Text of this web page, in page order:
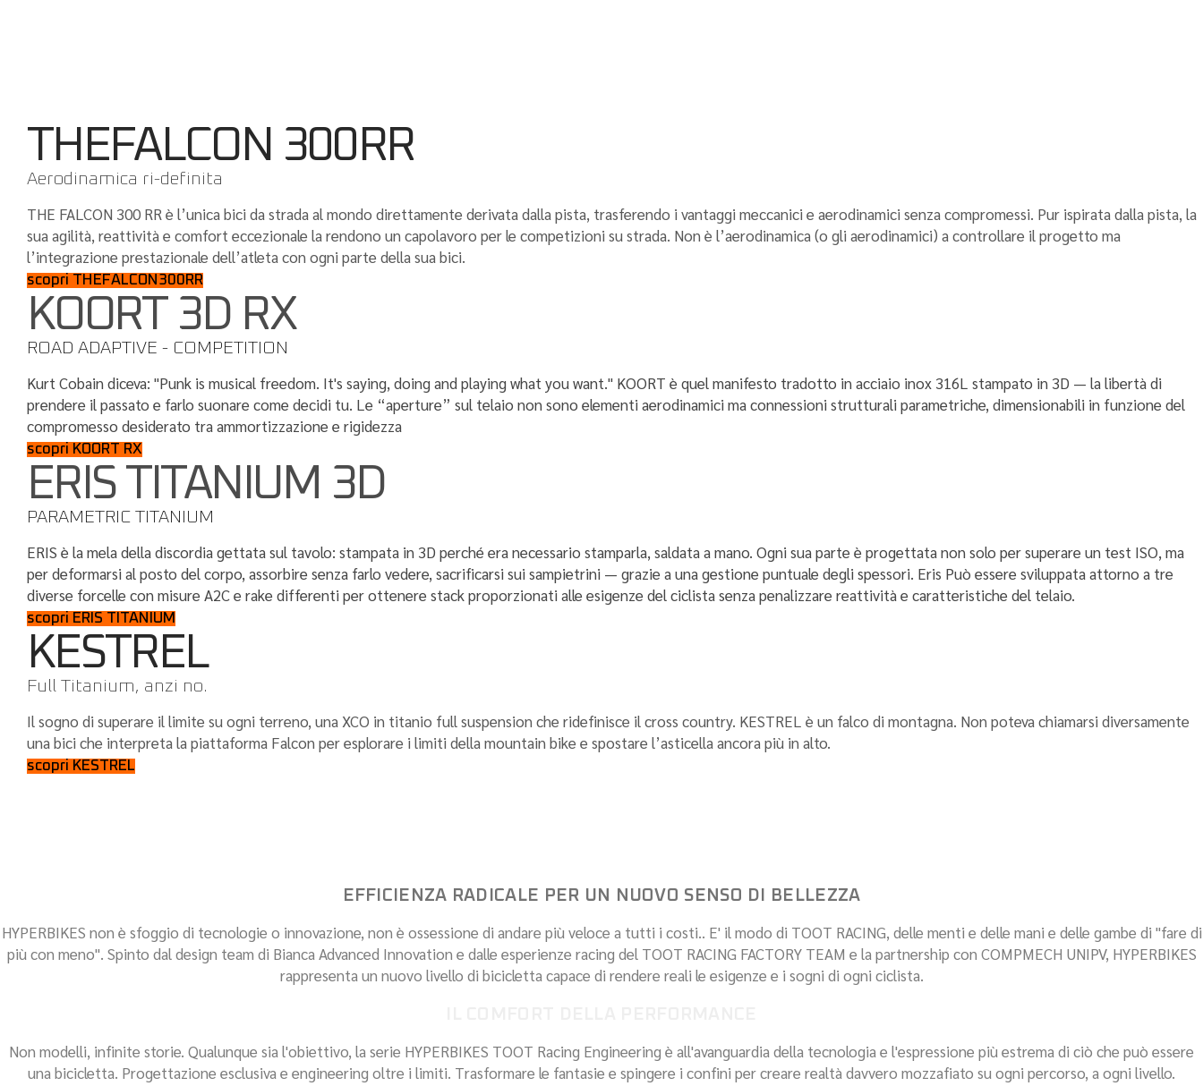
THEFALCON 300RR
Aerodinamica ri-definita
THE FALCON 300 RR è l’unica bici da strada al mondo direttamente derivata dalla pista, trasferendo i vantaggi meccanici e aerodinamici senza compromessi. Pur ispirata dalla pista, la
sua agilità, reattività e comfort eccezionale la rendono un capolavoro per le competizioni su strada. Non è l’aerodinamica (o gli aerodinamici) a controllare il progetto ma
l’integrazione prestazionale dell’atleta con ogni parte della sua bici.
scopri THEFALCON300RR
KOORT 3D RX
ROAD ADAPTIVE - COMPETITION
Kurt Cobain diceva: "Punk is musical freedom. It's saying, doing and playing what you want." KOORT è quel manifesto tradotto in acciaio inox 316L stampato in 3D — la libertà di
prendere il passato e farlo suonare come decidi tu. Le “aperture” sul telaio non sono elementi aerodinamici ma connessioni strutturali parametriche, dimensionabili in funzione del
compromesso desiderato tra ammortizzazione e rigidezza
scopri KOORT RX
ERIS TITANIUM 3D
PARAMETRIC TITANIUM
ERIS è la mela della discordia gettata sul tavolo: stampata in 3D perché era necessario stamparla, saldata a mano. Ogni sua parte è progettata non solo per superare un test ISO, ma
per deformarsi al posto del corpo, assorbire senza farlo vedere, sacrificarsi sui sampietrini — grazie a una gestione puntuale degli spessori. Eris Può essere sviluppata attorno a tre
diverse forcelle con misure A2C e rake differenti per ottenere stack proporzionati alle esigenze del ciclista senza penalizzare reattività e caratteristiche del telaio.
scopri ERIS TITANIUM
KESTREL
Full Titanium, anzi no.
Il sogno di superare il limite su ogni terreno, una XCO in titanio full suspension che ridefinisce il cross country. KESTREL è un falco di montagna. Non poteva chiamarsi diversamente
una bici che interpreta la piattaforma Falcon per esplorare i limiti della mountain bike e spostare l’asticella ancora più in alto.
scopri KESTREL
EFFICIENZA RADICALE PER UN NUOVO SENSO DI BELLEZZA
HYPERBIKES non è sfoggio di tecnologie o innovazione, non è ossessione di andare più veloce a tutti i costi.. E' il modo di TOOT RACING, delle menti e delle mani e delle gambe di "fare di
più con meno". Spinto dal design team di Bianca Advanced Innovation e dalle esperienze racing del TOOT RACING FACTORY TEAM e la partnership con COMPMECH UNIPV, HYPERBIKES
rappresenta un nuovo livello di bicicletta capace di rendere reali le esigenze e i sogni di ogni ciclista.
Non modelli, infinite storie. Qualunque sia l'obiettivo, la serie HYPERBIKES TOOT Racing Engineering è all'avanguardia della tecnologia e l'espressione più estrema di ciò che può essere
una bicicletta. Progettazione esclusiva e engineering oltre i limiti. Trasformare le fantasie e spingere i confini per creare realtà davvero mozzafiato su ogni percorso, a ogni livello.